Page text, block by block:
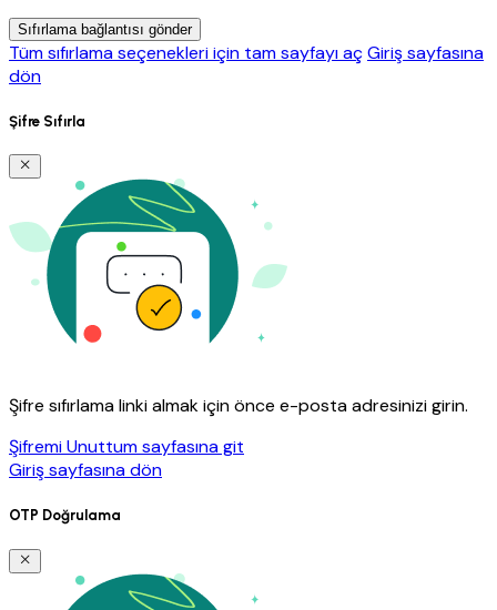
Sıfırlama bağlantısı gönder
Tüm sıfırlama seçenekleri için tam sayfayı açGiriş sayfasına
dön
Şifre Sıfırla
Şifre sıfırlama linki almak için önce e-posta adresinizi girin.
Şifremi Unuttum sayfasına git
Giriş sayfasına dön
OTP Doğrulama